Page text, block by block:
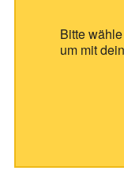
Bitte
um mit